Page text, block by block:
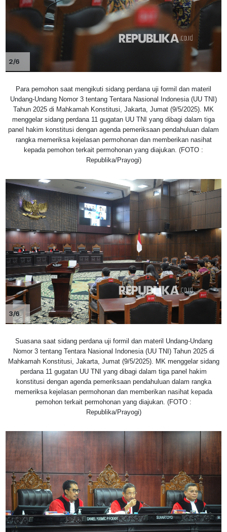
2/6
Para pemohon saat mengikuti sidang perdana uji formil dan materil
Undang-Undang Nomor 3 tentang Tentara Nasional Indonesia (UU TNI)
Tahun 2025 di Mahkamah Konstitusi, Jakarta, Jumat (9/5/2025). MK
menggelar sidang perdana 11 gugatan UU TNI yang dibagi dalam tiga
panel hakim konstitusi dengan agenda pemeriksaan pendahuluan dalam
rangka memeriksa kejelasan permohonan dan memberikan nasihat
kepada pemohon terkait permohonan yang diajukan. (FOTO :
Republika/Prayogi)
3/6
Suasana saat sidang perdana uji formil dan materil Undang-Undang
Nomor 3 tentang Tentara Nasional Indonesia (UU TNI) Tahun 2025 di
Mahkamah Konstitusi, Jakarta, Jumat (9/5/2025). MK menggelar sidang
perdana 11 gugatan UU TNI yang dibagi dalam tiga panel hakim
konstitusi dengan agenda pemeriksaan pendahuluan dalam rangka
memeriksa kejelasan permohonan dan memberikan nasihat kepada
pemohon terkait permohonan yang diajukan. (FOTO :
Republika/Prayogi)